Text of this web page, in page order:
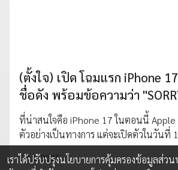
(ตั้งใจ) เปิด โฉมแรก iPhone
ชื่อดัง พร้อมข้อความว่า
ที่น่าสนใจคือ iPhone 17 ในตอนนี้ Apple
ตัวอย่างเป็นทางการ แต่จะเปิดตัวในวันที่
5 ก.ย. 2025
เราได้ปรับปรุงนโยบายการคุ้มครองข้อมูลส่ว